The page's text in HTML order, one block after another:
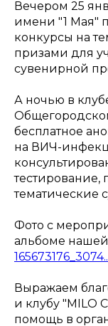
Вечером 25
имени "1 Мая"
конкурсы на
призами для
сувенирной
А ночью в
бесплатное
на ВИЧ-
тестирование,
тематические
Фото с
альбоме
Выражаем
и клубу "MILO
помощь в